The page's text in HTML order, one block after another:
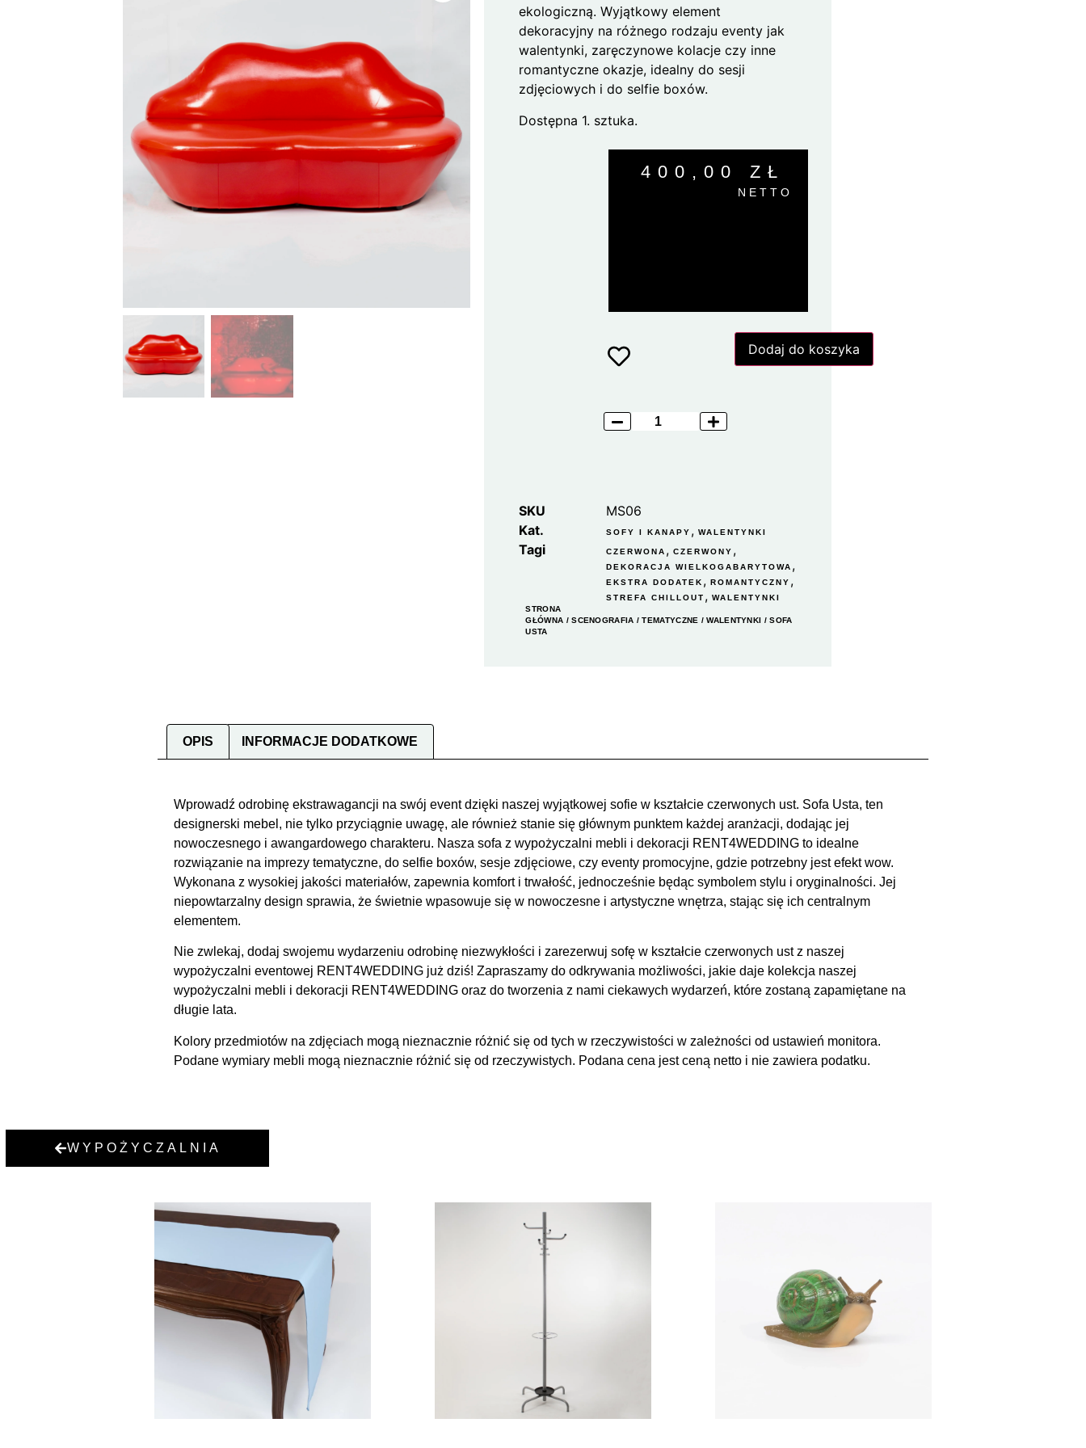
ekologiczną. Wyjątkowy element
dekoracyjny na różnego rodzaju eventy jak
walentynki, zaręczynowe kolacje czy inne
romantyczne okazje, idealny do sesji
zdjęciowych i do selfie boxów.
Dostępna 1. sztuka.
400,00 ZŁ
NETTO
Dodaj do koszyka
SKU
MS06
Kat.
SOFY I KANAPY , WALENTYNKI
Tagi CZERWONA , CZERWONY ,
DEKORACJA WIELKOGABARYTOWA ,
EKSTRA DODATEK , ROMANTYCZNY ,
STREFA CHILLOUT , WALENTYNKI
STRONA
GŁÓWNA /SCENOGRAFIA /TEMATYCZNE /WALENTYNKI
/ SOFA
USTA
OPIS INFORMACJE DODATKOWE
Wprowadź odrobinę ekstrawagancji na swój event dzięki naszej wyjątkowej sofie w kształcie czerwonych ust. Sofa Usta, ten
designerski mebel, nie tylko przyciągnie uwagę, ale również stanie się głównym punktem każdej aranżacji, dodając jej
nowoczesnego i awangardowego charakteru. Nasza sofa z wypożyczalni mebli i dekoracji RENT4WEDDING to idealne
rozwiązanie na imprezy tematyczne, do selfie boxów, sesje zdjęciowe, czy eventy promocyjne, gdzie potrzebny jest efekt wow.
Wykonana z wysokiej jakości materiałów, zapewnia komfort i trwałość, jednocześnie będąc symbolem stylu i oryginalności. Jej
niepowtarzalny design sprawia, że świetnie wpasowuje się w nowoczesne i artystyczne wnętrza, stając się ich centralnym
elementem.
Nie zwlekaj, dodaj swojemu wydarzeniu odrobinę niezwykłości i zarezerwuj sofę w kształcie czerwonych ust z naszej
wypożyczalni eventowej RENT4WEDDING już dziś! Zapraszamy do odkrywania możliwości, jakie daje kolekcja naszej
wypożyczalni mebli i dekoracji RENT4WEDDING oraz do tworzenia z nami ciekawych wydarzeń, które zostaną zapamiętane na
długie lata.
Kolory przedmiotów na zdjęciach mogą nieznacznie różnić się od tych w rzeczywistości w zależności od ustawień monitora.
Podane wymiary mebli mogą nieznacznie różnić się od rzeczywistych. Podana cena jest ceną netto i nie zawiera podatku.
WYPOŻYCZALNIA